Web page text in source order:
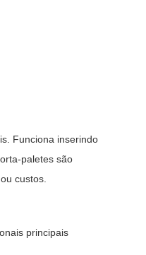
Funciona inserindo
paletes são
custos.
principais